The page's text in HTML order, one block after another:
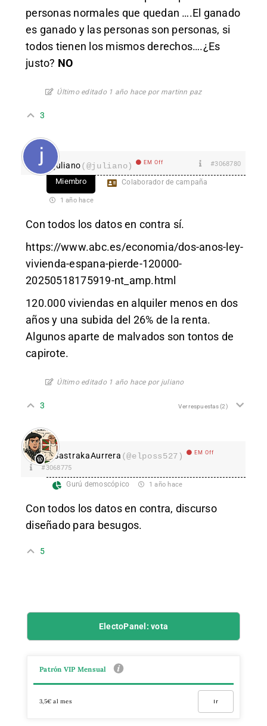
personas normales que quedan ….El ganado
es ganado y las personas son personas, si
todos tienen los mismos derechos….¿Es
justo? NO
Último editado 1 año hace por martinn paz
3
juliano(@juliano) EM Off #3068780
Miembro Colaborador de campaña
1 año hace
Con todos los datos en contra sí.
https://www.abc.es/economia/dos-anos-ley-
vivienda-espana-pierde-120000-
20250518175919-nt_amp.html
120.000 viviendas en alquiler menos en dos
años y una subida del 26% de la renta.
Algunos aparte de malvados son tontos de
capirote.
Último editado 1 año hace por juliano
3 Ver respuestas(2)
SastrakaAurrera (@elposs527) EM Off
#3068775
Gurú demoscópico 1 año hace
Con todos los datos en contra, discurso
diseñado para besugos.
5
ElectoPanel: vota
Patrón VIP Mensual
3,5€ al mes Ir